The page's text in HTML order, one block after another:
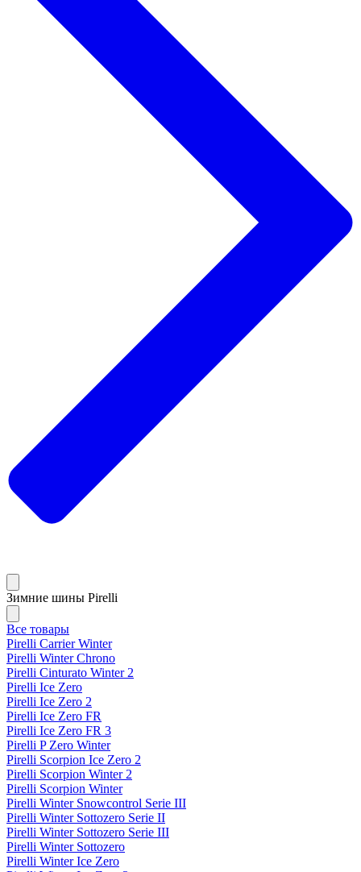
Зимние шины Pirelli
Все товары
Pirelli Carrier Winter
Pirelli Winter Chrono
Pirelli Cinturato Winter 2
Pirelli Ice Zero
Pirelli Ice Zero 2
Pirelli Ice Zero FR
Pirelli Ice Zero FR 3
Pirelli P Zero Winter
Pirelli Scorpion Ice Zero 2
Pirelli Scorpion Winter 2
Pirelli Scorpion Winter
Pirelli Winter Snowcontrol Serie III
Pirelli Winter Sottozero Serie II
Pirelli Winter Sottozero Serie III
Pirelli Winter Sottozero
Pirelli Winter Ice Zero